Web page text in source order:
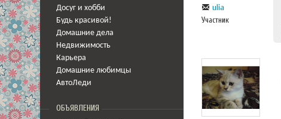
Досуг и хобби
Будь красивой!
Домашние дела
Недвижимость
Карьера
Домашние любимцы
АвтоЛеди
ОБЪЯВЛЕНИЯ
ulia
Участник